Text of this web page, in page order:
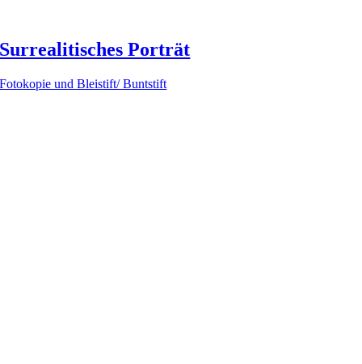
Surrealitisches Porträt
Fotokopie und Bleistift/ Buntstift